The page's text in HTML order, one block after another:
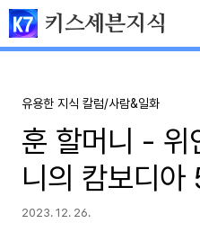
본문 바로가기
키스세븐지식
유용한 지식 칼럼/사람&일화
훈 할머니 - 위
니의 캄보디아
2023. 12. 26.